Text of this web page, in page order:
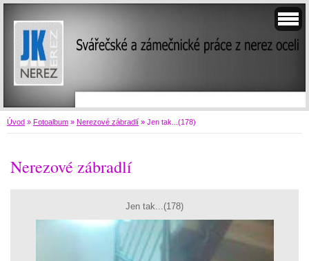
Úvod » Fotoalbum » Nerezové zábradlí » Jen tak...(178)
Nerezové zábradlí
Jen tak...(178)